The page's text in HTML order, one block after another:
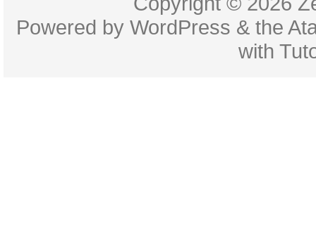
Powered byWordPress & the
with